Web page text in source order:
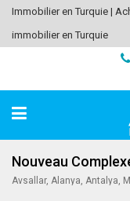
Immobilier en Turquie |
immobilier en Turquie